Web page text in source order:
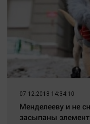
07.12.2018 14:34:10
Менделееву и не
засыпаны